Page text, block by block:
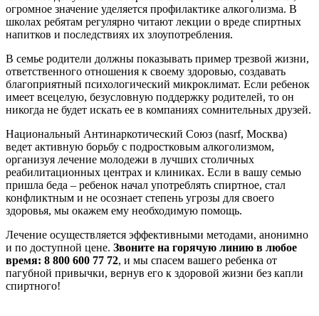
огромное значение уделяется профилактике алкоголизма. В
школах ребятам регулярно читают лекции о вреде спиртных
напитков и последствиях их злоупотребления.
В семье родители должны показывать пример трезвой жизни,
ответственного отношения к своему здоровью, создавать
благоприятный психологический микроклимат. Если ребенок
имеет всецелую, безусловную поддержку родителей, то он
никогда не будет искать ее в компаниях сомнительных друзей.
Национальный Антинаркотический Союз (nasrf, Москва)
ведет активную борьбу с подростковым алкоголизмом,
организуя лечение молодежи в лучших столичных
реабилитационных центрах и клиниках. Если в вашу семью
пришла беда – ребенок начал употреблять спиртное, стал
конфликтным и не осознает степень угрозы для своего
здоровья, мы окажем ему необходимую помощь.
Лечение осуществляется эффективными методами, анонимно
и по доступной цене. Звоните на горячую линию в любое
время: 8 800 600 77 72, и мы спасем вашего ребенка от
пагубной привычки, вернув его к здоровой жизни без капли
спиртного!